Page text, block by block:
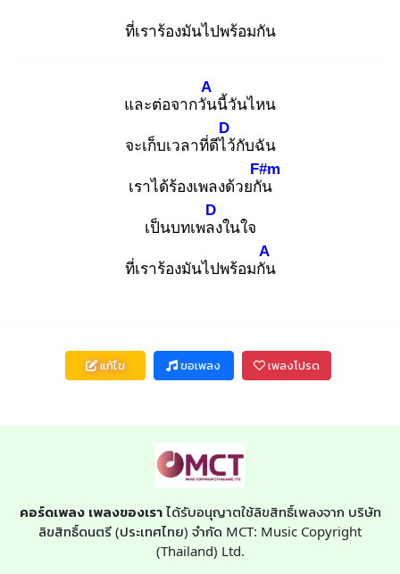
ที่เราร้องมันไปพร้อมกัน
และต่อจากวัน
A
นี้วันไหน
จะเก็บเวลาที่ดีไว้
D
กับฉัน
เราได้ร้องเพลงด้วยกัน
F#m
เป็นบทเพลง
D
ในใจ
ที่เราร้องมันไปพร้อมกัน
A
แก้ไข ขอเพลง เพลงโปรด
คอร์ดเพลง เพลงของเราได้รับอนุญาตใช้ลิขสิทธิ์เพลงจาก บริษัท
ลิขสิทธิ์ดนตรี (ประเทศไทย) จำกัด MCT: Music Copyright
(Thailand) Ltd.